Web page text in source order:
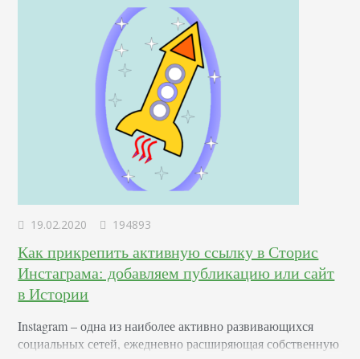
19.02.2020 194893
Как прикрепить активную ссылку в Сторис
Инстаграма: добавляем публикацию или сайт
в Истории
Instagram – одна из наиболее активно развивающихся
социальных сетей, ежедневно расширяющая собственную